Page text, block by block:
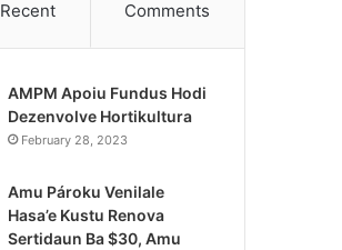
Recent Comments
AMPM Apoiu Fundus Hodi
Dezenvolve Hortikultura
February 28, 2023
Amu Pároku Venilale
Hasa’e Kustu Renova
Sertidaun Ba $30, Amu